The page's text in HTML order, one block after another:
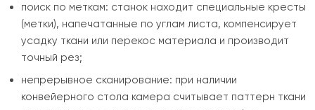
поиск по меткам: станок находит специальные кресты
(метки), напечатанные по углам листа, компенсирует
усадку ткани или перекос материала и производит
точный рез;
непрерывное сканирование: при наличии
конвейерного стола камера считывает паттерн ткани